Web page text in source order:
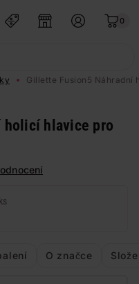
0
Gillette Fusion5 Náhradní
holicí hlavice pro
ks
O značce